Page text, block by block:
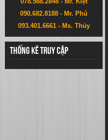
090.682.8188 - Mr. Phú
093.401.6661 - Ms. Thủy
Thống kê truy cập